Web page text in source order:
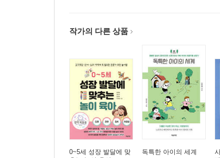
작가의 다른 상품
0~5세 성장 발달에 맞
독특한 아이의 세계